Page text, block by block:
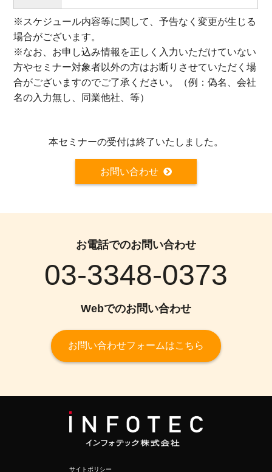
※スケジュール内容等に関して、予告なく変更が生じる
場合がございます。
※なお、お申し込み情報を正しく入力いただけていない
方やセミナー対象者以外の方はお断りさせていただく場
合がございますのでご了承ください。（例：偽名、会社
名の入力無し、同業他社、等）
本セミナーの受付は終了いたしました。
お問い合わせ
お電話でのお問い合わせ
03-3348-0373
Webでのお問い合わせ
お問い合わせフォームはこちら
サイトポリシー